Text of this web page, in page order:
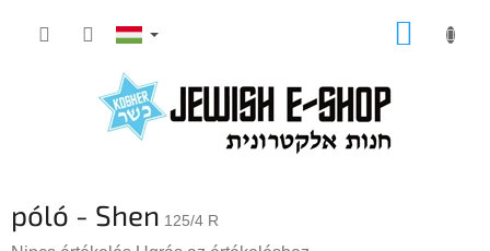
KOSÁR
póló - Shen 125/4 R